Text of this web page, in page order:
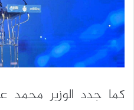
كما جدد الوزير محمد